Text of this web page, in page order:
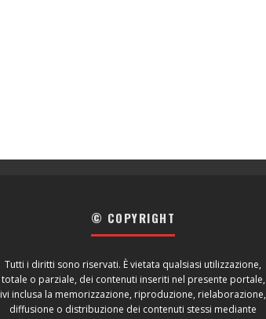
© COPYRIGHT
Tutti i diritti sono riservati. È vietata qualsiasi utilizzazione,
totale o parziale, dei contenuti inseriti nel presente portale,
ivi inclusa la memorizzazione, riproduzione, rielaborazione,
diffusione o distribuzione dei contenuti stessi mediante